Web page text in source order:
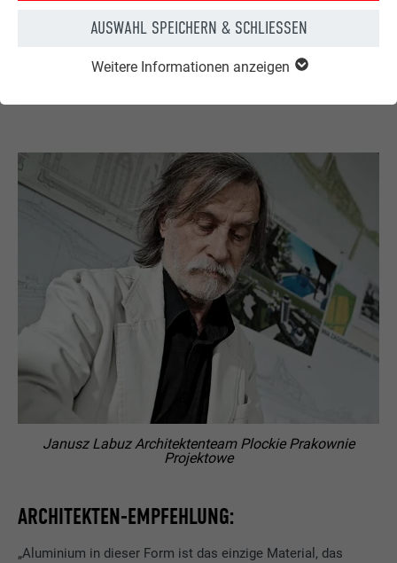
AUSWAHL SPEICHERN & SCHLIESSEN
Weitere Informationen anzeigen
Falzonal ® ist nach EN 13501-A1 nicht brennbar,
unbedenklich
ARCHITEKTEN-EMPFEHLUNG:
„Aluminium in dieser Form ist das einzige Material, das
Janusz Labuz Architektenteam Plockie Prakownie
Projektowe